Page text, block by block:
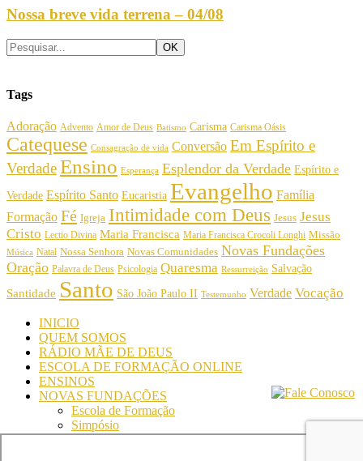
Nossa breve vida terrena – 04/08
Tags
Adoração Advento Amor de Deus Batismo Carisma Carisma Oásis
Catequese Consagração de vida Conversão Em Espírito e
VerdadeEnsino Esperança Esplendor da Verdade Espírito e
Verdade Espírito Santo Eucaristia Evangelho Família
Formação Fé Igreja Intimidade com Deus Jesus Jesus
Cristo Lectio Divina Maria Francisca Maria Francisca Crocoli Longhi Missão
Música Natal Nossa Senhora Novas Comunidades Novas Fundações
Oração Palavra de Deus Psicologia Quaresma Ressurreição Salvação
Santidade Santo São João Paulo II Testemunho Verdade Vocação
INICIO
QUEM SOMOS
RÁDIO MÃE DE DEUS
ESCOLA DE FORMAÇÃO ONLINE
ENSINOS
NOVAS FUNDAÇÕES
Escola de Formação
Simpósio